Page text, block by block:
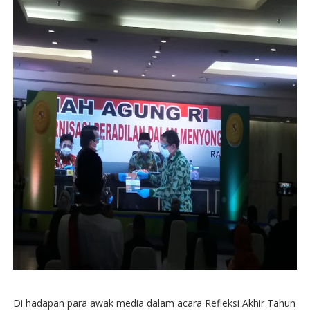
Di hadapan para awak media dalam acara Refleksi Akhir Tahun